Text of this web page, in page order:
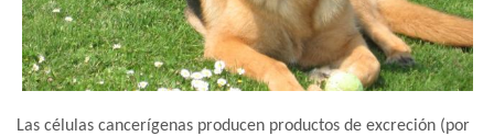
Las células cancerígenas producen productos de excreción (por